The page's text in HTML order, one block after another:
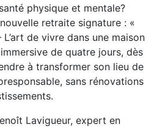
physique et mentale?
retraite signature : «
de vivre dans une maison
de quatre jours, dès
à transformer son lieu de
sans rénovations
Lavigueur, expert en